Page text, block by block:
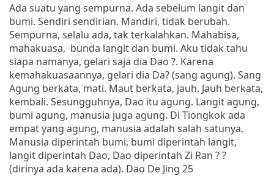
Ada suatu yang sempurna. Ada sebelum langit dan
bumi. Sendiri sendirian. Mandiri, tidak berubah.
Sempurna, selalu ada, tak terkalahkan. Mahabisa,
mahakuasa, bunda langit dan bumi. Aku tidak tahu
siapa namanya, gelari saja dia Dao ?. Karena
kemahakuasaannya, gelari dia Da? (sang agung). Sang
Agung berkata, mati. Maut berkata, jauh. Jauh berkata,
kembali. Sesungguhnya, Dao itu agung. Langit agung,
bumi agung, manusia juga agung. Di Tiongkok ada
empat yang agung, manusia adalah salah satunya.
Manusia diperintah bumi, bumi diperintah langit,
langit diperintah Dao, Dao diperintah Zi Ran ? ?
(dirinya ada karena ada). Dao De Jing 25